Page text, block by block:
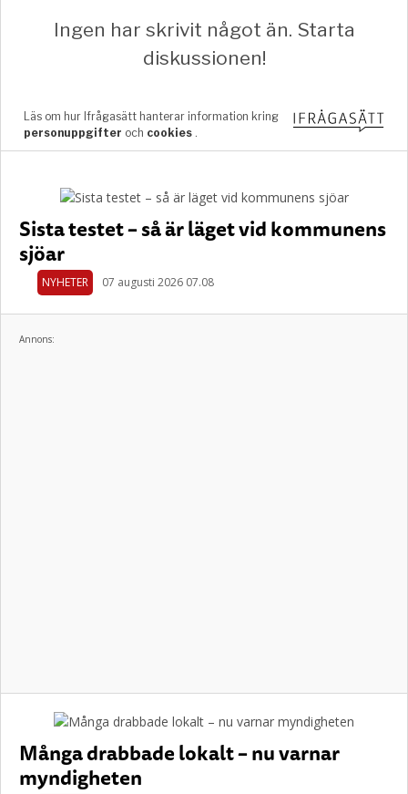
Sista testet – så är läget vid kommunens
sjöar
NYHETER 07 augusti 2026 07.08
Annons:
Många drabbade lokalt – nu varnar
myndigheten